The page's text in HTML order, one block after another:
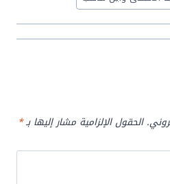
الحقول الإلزامية مشار إليها بـ*